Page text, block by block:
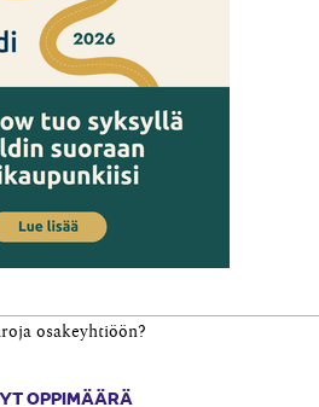
osakeyhtiöön?
OPPIMÄÄRÄ